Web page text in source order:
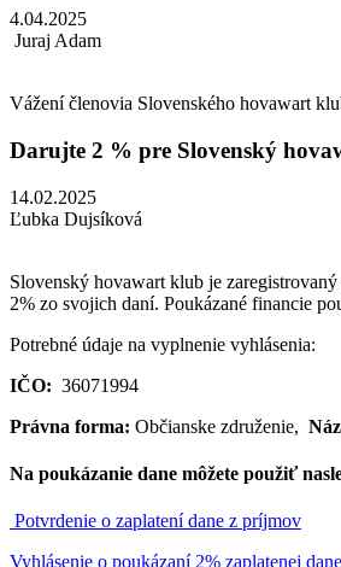
4.04.2025
Juraj Adam
Vážení členovia Slovenského hovawart
Darujte 2 % pre Slovenský
14.02.2025
Ľubka Dujsíková
Slovenský hovawart klub je
2% zo svojich daní. Poukázané financie
Potrebné údaje na vyplnenie vyhlásenia:
IČO: 36071994
Právna forma: Občianske združenie,
Na poukázanie dane môžete použiť
Potvrdenie o zaplatení dane z príjmov
Vyhlásenie o poukázaní 2% zaplatenej dane